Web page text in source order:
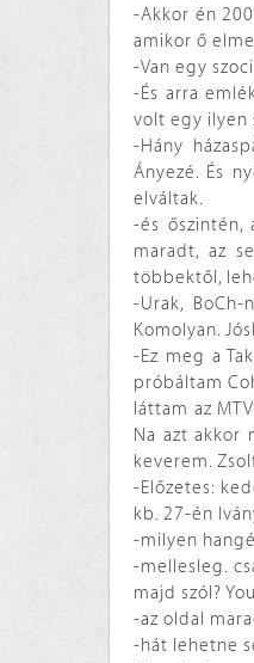
-Akkor én
amikor ő
-Van egy
-És arra
volt egy ilyen
-Hány
Ányezé. És
elváltak.
-és őszintén,
maradt, az
többektől,
-Urak,
Komolyan.
-Ez meg a
próbáltam
láttam az
Na azt akkor
keverem.
-Előzetes:
kb. 27-én
-milyen
-mellesleg.
majd szól?
-az oldal
-hát lehetne